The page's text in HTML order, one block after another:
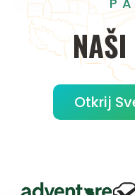
NAŠI
Otkrij